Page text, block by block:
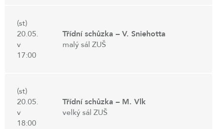
(st)
20.05.
v
17:00
Třídní schůzka – V. Sniehotta
malý sál ZUŠ
(st)
20.05.
v
18:00
Třídní schůzka – M. Vlk
velký sál ZUŠ